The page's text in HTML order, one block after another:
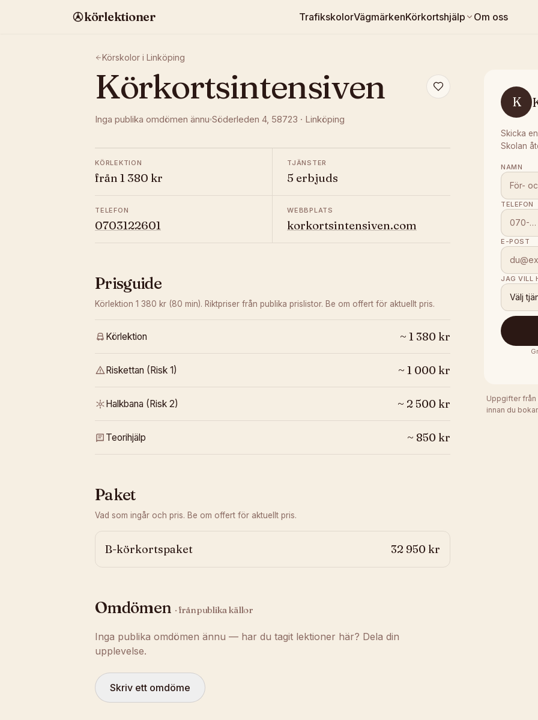
körlektioner TrafikskolorVägmärkenKörkortshjälp Om oss
Körskolor i Linköping
Körkortsintensiven
Inga publika omdömen ännu Söderleden 4, 58723 · Linköping
KÖRLEKTION
från 1 380 kr
TJÄNSTER
5 erbjuds
TELEFON
0703122601
WEBBPLATS
korkortsintensiven.com
Prisguide
Körlektion 1 380 kr (80 min). Riktpriser från publika prislistor. Be om offert för aktuellt pris.
Körlektion ~ 1 380 kr
Riskettan (Risk 1) ~ 1 000 kr
Halkbana (Risk 2) ~ 2 500 kr
Teorihjälp ~ 850 kr
Paket
Vad som ingår och pris. Be om offert för aktuellt pris.
B-körkortspaket 32 950 kr
Omdömen · från publika källor
Inga publika omdömen ännu — har du tagit lektioner här? Dela din
upplevelse.
Skriv ett omdöme
K
Skicka
Skolan
NAMN
TELEFON
E-POST
JAG VILL
Välj
Uppgifter från
innan du bokar.